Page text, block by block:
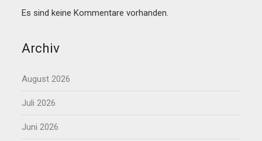
Es sind keine Kommentare vorhanden.
Archiv
August 2026
Juli 2026
Juni 2026